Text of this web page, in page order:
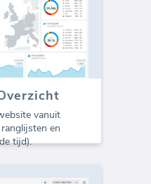
vanuit
en
tijd).